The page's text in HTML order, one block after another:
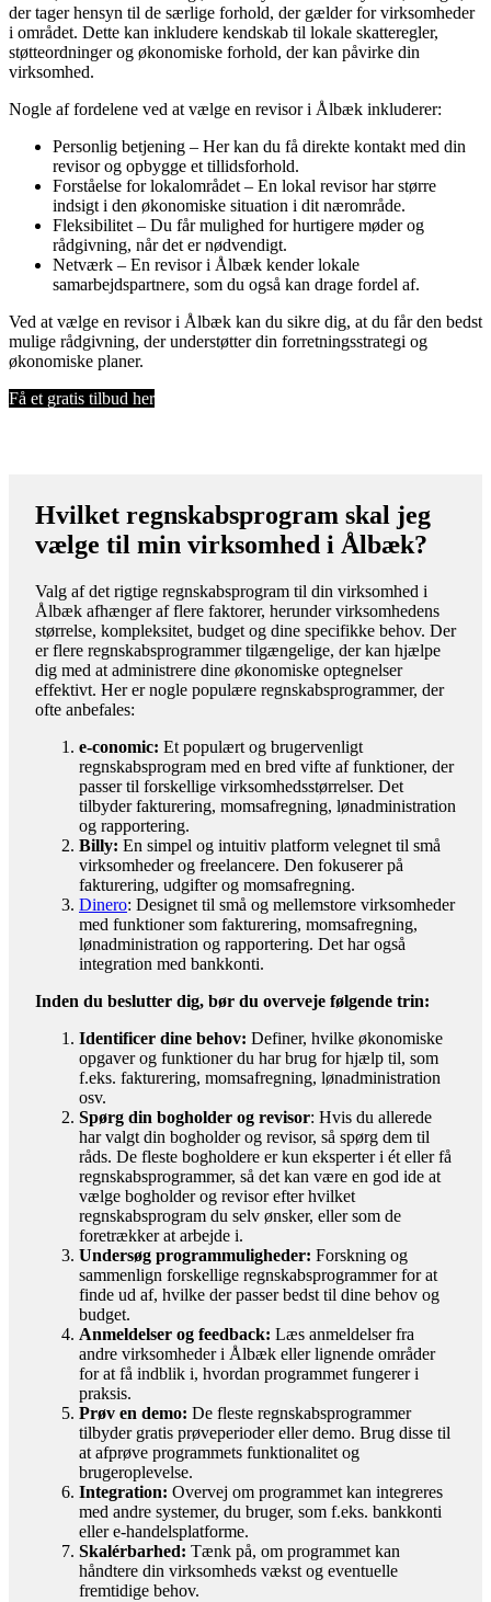
der tager hensyn til de særlige forhold, der gælder for virksomheder
i området. Dette kan inkludere kendskab til lokale skatteregler,
støtteordninger og økonomiske forhold, der kan påvirke din
virksomhed.
Nogle af fordelene ved at vælge en revisor i Ålbæk inkluderer:
Personlig betjening – Her kan du få direkte kontakt med din
revisor og opbygge et tillidsforhold.
Forståelse for lokalområdet – En lokal revisor har større
indsigt i den økonomiske situation i dit nærområde.
Fleksibilitet – Du får mulighed for hurtigere møder og
rådgivning, når det er nødvendigt.
Netværk – En revisor i Ålbæk kender lokale
samarbejdspartnere, som du også kan drage fordel af.
Ved at vælge en revisor i Ålbæk kan du sikre dig, at du får den bedst
mulige rådgivning, der understøtter din forretningsstrategi og
økonomiske planer.
Få et gratis tilbud her
Hvilket regnskabsprogram skal jeg
vælge til min virksomhed i Ålbæk?
Valg af det rigtige regnskabsprogram til din virksomhed i
Ålbæk afhænger af flere faktorer, herunder virksomhedens
størrelse, kompleksitet, budget og dine specifikke behov. Der
er flere regnskabsprogrammer tilgængelige, der kan hjælpe
dig med at administrere dine økonomiske optegnelser
effektivt. Her er nogle populære regnskabsprogrammer, der
ofte anbefales:
e-conomic: Et populært og brugervenligt
regnskabsprogram med en bred vifte af funktioner, der
passer til forskellige virksomhedsstørrelser. Det
tilbyder fakturering, momsafregning, lønadministration
og rapportering.
Billy: En simpel og intuitiv platform velegnet til små
virksomheder og freelancere. Den fokuserer på
fakturering, udgifter og momsafregning.
Dinero: Designet til små og mellemstore virksomheder
med funktioner som fakturering, momsafregning,
lønadministration og rapportering. Det har også
integration med bankkonti.
Inden du beslutter dig, bør du overveje følgende trin:
Identificer dine behov: Definer, hvilke økonomiske
opgaver og funktioner du har brug for hjælp til, som
f.eks. fakturering, momsafregning, lønadministration
osv.
Spørg din bogholder og revisor: Hvis du allerede
har valgt din bogholder og revisor, så spørg dem til
råds. De fleste bogholdere er kun eksperter i ét eller få
regnskabsprogrammer, så det kan være en god ide at
vælge bogholder og revisor efter hvilket
regnskabsprogram du selv ønsker, eller som de
foretrækker at arbejde i.
Undersøg programmuligheder: Forskning og
sammenlign forskellige regnskabsprogrammer for at
finde ud af, hvilke der passer bedst til dine behov og
budget.
Anmeldelser og feedback: Læs anmeldelser fra
andre virksomheder i Ålbæk eller lignende områder
for at få indblik i, hvordan programmet fungerer i
praksis.
Prøv en demo: De fleste regnskabsprogrammer
tilbyder gratis prøveperioder eller demo. Brug disse til
at afprøve programmets funktionalitet og
brugeroplevelse.
Integration: Overvej om programmet kan integreres
med andre systemer, du bruger, som f.eks. bankkonti
eller e-handelsplatforme.
Skalérbarhed: Tænk på, om programmet kan
håndtere din virksomheds vækst og eventuelle
fremtidige behov.